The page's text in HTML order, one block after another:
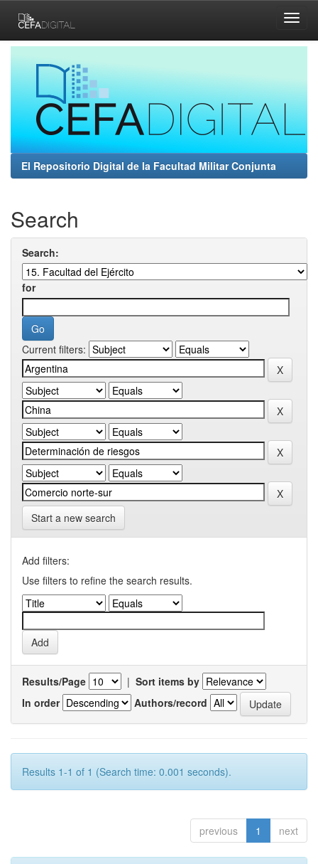
navigation
El Repositorio Digital de la Facultad Militar Conjunta
Search
Search:
for
Current filters:
Start a new search
Add filters:
Use filters to refine the search results.
Results/Page | Sort items by
In order
Authors/record
Results 1-1 of 1 (Search time: 0.001 seconds).
previous 1 next